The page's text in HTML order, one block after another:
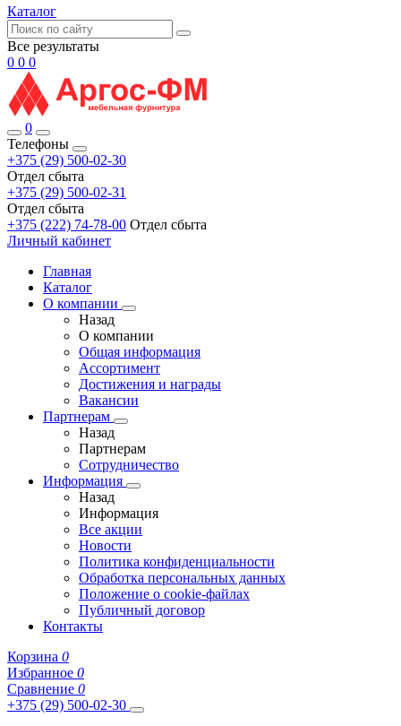
Каталог
Все результаты
0 0 0
0
Телефоны
+375 (29) 500-02-30
Отдел сбыта
+375 (29) 500-02-31
Отдел сбыта
+375 (222) 74-78-00 Отдел сбыта
Личный кабинет
Главная
Каталог
О компании
Назад
О компании
Общая информация
Ассортимент
Достижения и награды
Вакансии
Партнерам
Назад
Партнерам
Сотрудничество
Информация
Назад
Информация
Все акции
Новости
Политика конфиденциальности
Обработка персональных данных
Положение о cookie-файлах
Публичный договор
Контакты
Корзина 0
Избранное 0
Сравнение 0
+375 (29) 500-02-30